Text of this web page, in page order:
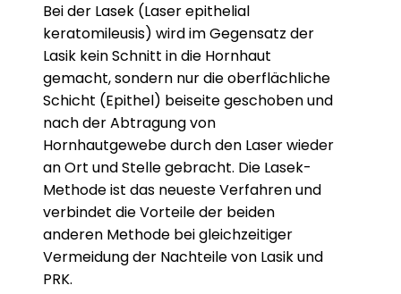
Bei der Lasek (Laser epithelial
keratomileusis) wird im Gegensatz der
Lasik kein Schnitt in die Hornhaut
gemacht, sondern nur die oberflächliche
Schicht (Epithel) beiseite geschoben und
nach der Abtragung von
Hornhautgewebe durch den Laser wieder
an Ort und Stelle gebracht. Die Lasek-
Methode ist das neueste Verfahren und
verbindet die Vorteile der beiden
anderen Methode bei gleichzeitiger
Vermeidung der Nachteile von Lasik und
PRK.